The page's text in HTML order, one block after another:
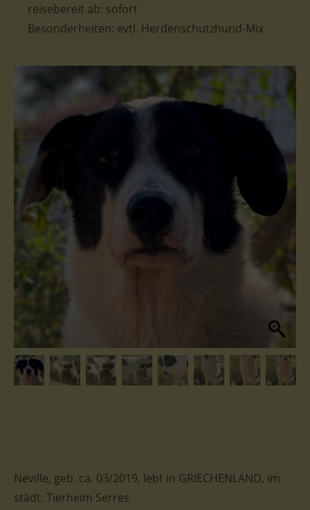
reisebereit ab: sofort
Besonderheiten: evtl. Herdenschutzhund-Mix
Neville, geb. ca. 03/2019, lebt in GRIECHENLAND, im
städt. Tierheim Serres